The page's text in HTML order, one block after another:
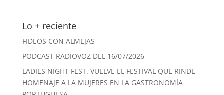
Lo + reciente
FIDEOS CON ALMEJAS
PODCAST RADIOVOZ DEL 16/07/2026
LADIES NIGHT FEST. VUELVE EL FESTIVAL QUE RINDE
HOMENAJE A LA MUJERES EN LA GASTRONOMÍA